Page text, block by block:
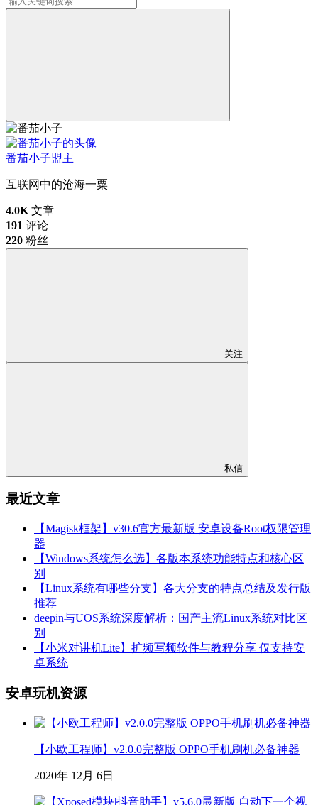
番茄小子盟主
互联网中的沧海一粟
4.0K 文章
191 评论
220 粉丝
关注
私信
最近文章
【Magisk框架】v30.6官方最新版 安卓设备Root权限管理
器
【Windows系统怎么选】各版本系统功能特点和核心区
别
【Linux系统有哪些分支】各大分支的特点总结及发行版
推荐
deepin与UOS系统深度解析：国产主流Linux系统对比区
别
【小米对讲机Lite】扩频写频软件与教程分享 仅支持安
卓系统
安卓玩机资源
【小欧工程师】v2.0.0完整版 OPPO手机刷机必备神器
2020年 12月 6日